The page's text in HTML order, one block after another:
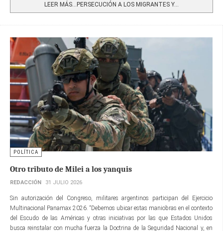
LEER MÁS…PERSECUCIÓN A LOS MIGRANTES Y...
POLÍTICA
Otro tributo de Milei a los yanquis
REDACCIÓN 31 JULIO 2026
Sin autorización del Congreso, militares argentinos participan del Ejercicio
Multinacional Panamax 2026. “Debemos ubicar estas maniobras en el contexto
del Escudo de las Américas y otras iniciativas por las que Estados Unidos
busca reinstalar con mucha fuerza la Doctrina de la Seguridad Nacional y, en